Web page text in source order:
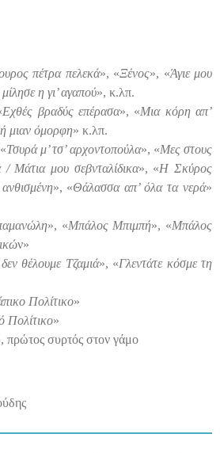
πέτρα πελεκά», «Ξένος», «Άγιε μου
η γι’ αγαπού», κ.λπ.
Εχθές βραδύς επέρασα», «Μια κόρη απ’
μιαν όμορφη» κ.λπ.
Τσυρά μ’ τσ’ αρχοντοπούλα», «Μες στους
Μάτια μου σεβνταλίδικα», «Η Σκύρος
», «Θάλασσα απ’ όλα τα νερά»
», «Μπάλος Μπιμπή», «Μπάλος
ν»
θέλουμε Τζαμιά», «Γλεντάτε κόσμε τη
Πολίτικο»
Πολίτικο»
πρώτος συρτός στον γάμο